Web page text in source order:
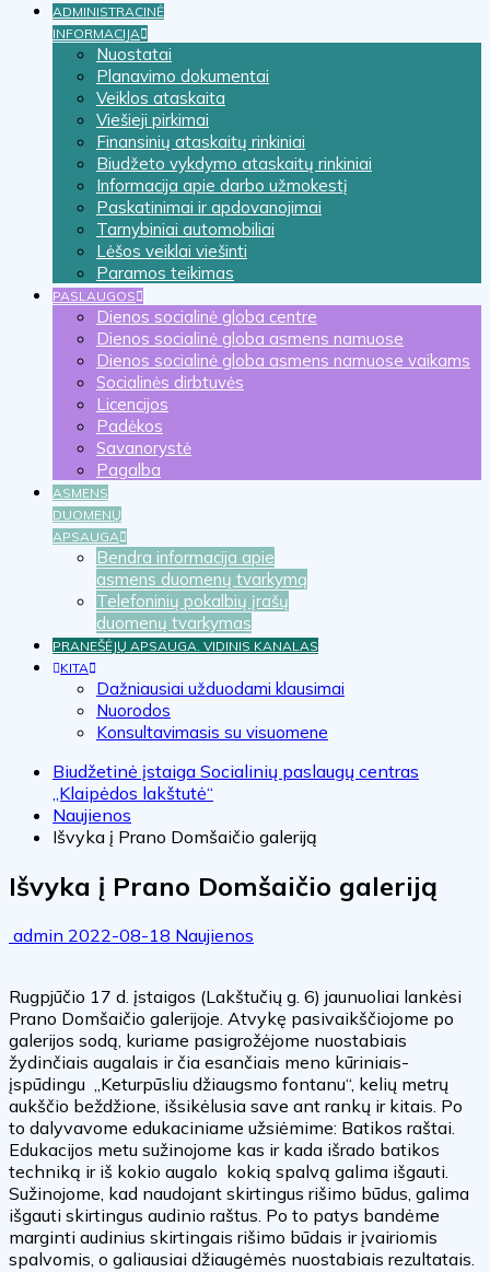
ADMINISTRACINĖ
INFORMACIJA
Nuostatai
Planavimo dokumentai
Veiklos ataskaita
Viešieji pirkimai
Finansinių ataskaitų rinkiniai
Biudžeto vykdymo ataskaitų rinkiniai
Informacija apie darbo užmokestį
Paskatinimai ir apdovanojimai
Tarnybiniai automobiliai
Lėšos veiklai viešinti
Paramos teikimas
PASLAUGOS
Dienos socialinė globa centre
Dienos socialinė globa asmens namuose
Dienos socialinė globa asmens namuose vaikams
Socialinės dirbtuvės
Licencijos
Padėkos
Savanorystė
Pagalba
ASMENS
DUOMENŲ
APSAUGA
Bendra informacija apie
asmens duomenų tvarkymą
Telefoninių pokalbių įrašų
duomenų tvarkymas
PRANEŠĖJŲ APSAUGA. VIDINIS KANALAS
KITA
Dažniausiai užduodami klausimai
Nuorodos
Konsultavimasis su visuomene
Biudžetinė įstaiga Socialinių paslaugų centras
„Klaipėdos lakštutė“
Naujienos
Išvyka į Prano Domšaičio galeriją
Išvyka į Prano Domšaičio galeriją
admin 2022-08-18 Naujienos
Rugpjūčio 17 d. įstaigos (Lakštučių g. 6) jaunuoliai lankėsi
Prano Domšaičio galerijoje. Atvykę pasivaikščiojome po
galerijos sodą, kuriame pasigrožėjome nuostabiais
žydinčiais augalais ir čia esančiais meno kūriniais-
įspūdingu „Keturpūsliu džiaugsmo fontanu“, kelių metrų
aukščio beždžione, išsikėlusia save ant rankų ir kitais. Po
to dalyvavome edukaciniame užsiėmime: Batikos raštai.
Edukacijos metu sužinojome kas ir kada išrado batikos
techniką ir iš kokio augalo kokią spalvą galima išgauti.
Sužinojome, kad naudojant skirtingus rišimo būdus, galima
išgauti skirtingus audinio raštus. Po to patys bandėme
marginti audinius skirtingais rišimo būdais ir įvairiomis
spalvomis, o galiausiai džiaugėmės nuostabiais rezultatais.